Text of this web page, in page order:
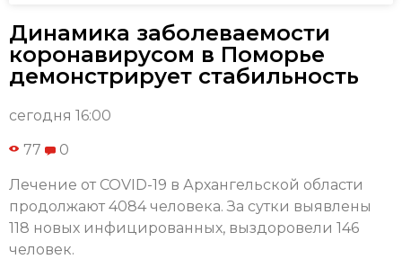
Динамика заболеваемости
коронавирусом в Поморье
демонстрирует стабильность
сегодня 16:00
77 0
Лечение от COVID-19 в Архангельской области
продолжают 4084 человека. За сутки выявлены
118 новых инфицированных, выздоровели 146
человек.